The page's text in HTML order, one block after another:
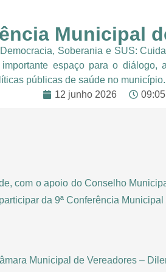
Municipal
Soberania e SUS:
espaço para o diálogo,
públicas de saúde no município.
12 junho 2026
09:05
com o apoio do Conselho
da 9ª Conferência Municipal
Municipal de Vereadores –